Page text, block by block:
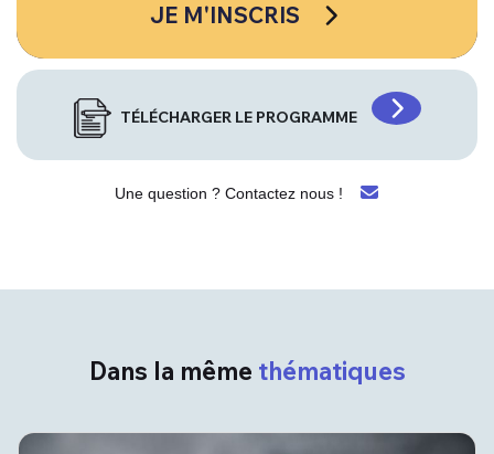
JE M'INSCRIS
TÉLÉCHARGER LE PROGRAMME
Une question ? Contactez nous !
Dans la même thématiques